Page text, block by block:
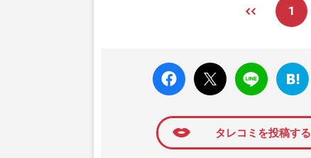
1
faceboo
k いい
ね
X ポス
ト
LINE
はてな
ブック
マーク
タレコミを投稿する